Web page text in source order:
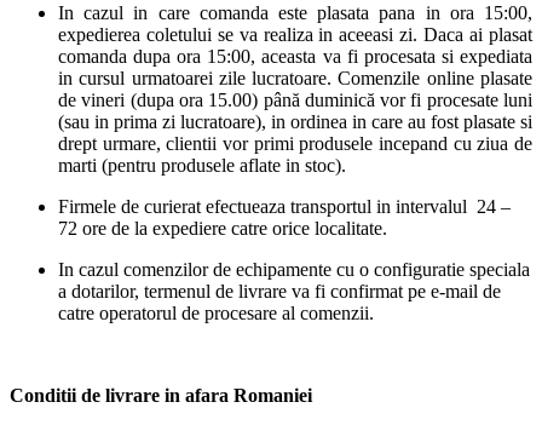
In cazul in care comanda este plasata pana in ora 15:00,
expedierea coletului se va realiza in aceeasi zi. Daca ai plasat
comanda dupa ora 15:00, aceasta va fi procesata si expediata
in cursul urmatoarei zile lucratoare. Comenzile online plasate
de vineri (dupa ora 15.00) până duminică vor fi procesate luni
(sau in prima zi lucratoare), in ordinea in care au fost plasate si
drept urmare, clientii vor primi produsele incepand cu ziua de
marti (pentru produsele aflate in stoc).
Firmele de curierat efectueaza transportul in intervalul 24 –
72 ore de la expediere catre orice localitate.
In cazul comenzilor de echipamente cu o configuratie speciala
a dotarilor, termenul de livrare va fi confirmat pe e-mail de
catre operatorul de procesare al comenzii.
Conditii de livrare in afara Romaniei